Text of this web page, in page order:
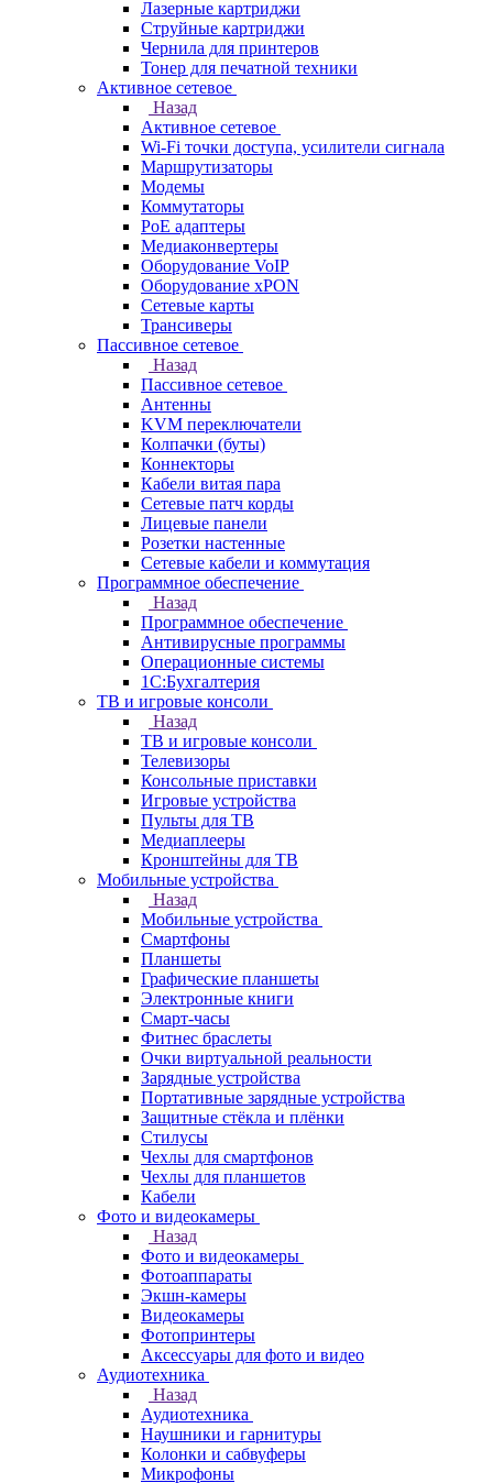
Лазерные картриджи
Струйные картриджи
Чернила для принтеров
Тонер для печатной техники
Активное сетевое
Назад
Активное сетевое
Wi-Fi точки доступа, усилители сигнала
Маршрутизаторы
Модемы
Коммутаторы
PoE адаптеры
Медиаконвертеры
Оборудование VoIP
Оборудование xPON
Сетевые карты
Трансиверы
Пассивное сетевое
Назад
Пассивное сетевое
Антенны
KVM переключатели
Колпачки (буты)
Коннекторы
Кабели витая пара
Сетевые патч корды
Лицевые панели
Розетки настенные
Сетевые кабели и коммутация
Программное обеспечение
Назад
Программное обеспечение
Антивирусные программы
Операционные системы
1С:Бухгалтерия
ТВ и игровые консоли
Назад
ТВ и игровые консоли
Телевизоры
Консольные приставки
Игровые устройства
Пульты для ТВ
Медиаплееры
Кронштейны для ТВ
Мобильные устройства
Назад
Мобильные устройства
Смартфоны
Планшеты
Графические планшеты
Электронные книги
Смарт-часы
Фитнес браслеты
Очки виртуальной реальности
Зарядные устройства
Портативные зарядные устройства
Защитные стёкла и плёнки
Стилусы
Чехлы для смартфонов
Чехлы для планшетов
Кабели
Фото и видеокамеры
Назад
Фото и видеокамеры
Фотоаппараты
Экшн-камеры
Видеокамеры
Фотопринтеры
Аксессуары для фото и видео
Аудиотехника
Назад
Аудиотехника
Наушники и гарнитуры
Колонки и сабвуферы
Микрофоны